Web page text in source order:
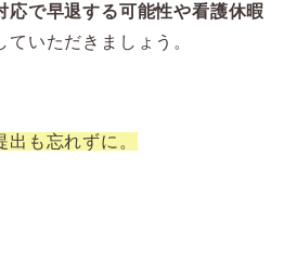
応で早退する可能性や看護休暇
いただきましょう。
も忘れずに。